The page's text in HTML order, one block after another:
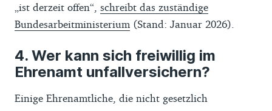
„ist derzeit offen“, schreibt das zuständige
Bundesarbeitministerium (Stand: Januar 2026).
Wer kann sich freiwillig im
Ehrenamt unfallversichern?
Einige Ehrenamtliche, die nicht gesetzlich